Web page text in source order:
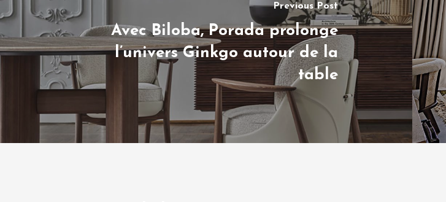
Previous Post
Avec Biloba, Porada prolonge
l’univers Ginkgo autour de la
table